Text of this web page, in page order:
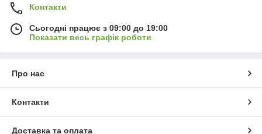
Контакти
Сьогодні працює з 09:00 до 19:00
Показати весь графік роботи
Про нас
Контакти
Доставка та оплата